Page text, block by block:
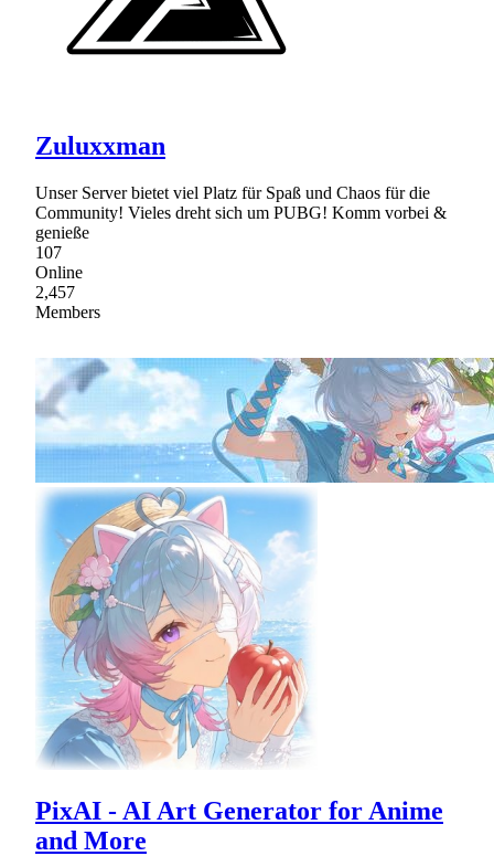
Zuluxxman
Unser Server bietet viel Platz für Spaß und Chaos für die
Community! Vieles dreht sich um PUBG! Komm vorbei &
genieße
107
Online
2,457
Members
PixAI - AI Art Generator for Anime
and More